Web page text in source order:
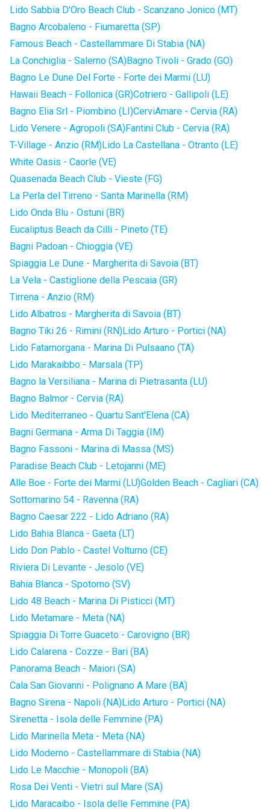
Lido Sabbia D'Oro Beach Club - Scanzano Jonico (MT)
Bagno Arcobaleno - Fiumaretta (SP)
Famous Beach - Castellammare Di Stabia (NA)
La Conchiglia - Salerno (SA)Bagno Tivoli - Grado (GO)
Bagno Le Dune Del Forte - Forte dei Marmi (LU)
Hawaii Beach - Follonica (GR)Cotriero - Gallipoli (LE)
Bagno Elia Srl - Piombino (LI)CerviAmare - Cervia (RA)
Lido Venere - Agropoli (SA)Fantini Club - Cervia (RA)
T-Village - Anzio (RM)Lido La Castellana - Otranto (LE)
White Oasis - Caorle (VE)
Quasenada Beach Club - Vieste (FG)
La Perla del Tirreno - Santa Marinella (RM)
Lido Onda Blu - Ostuni (BR)
Eucaliptus Beach da Cilli - Pineto (TE)
Bagni Padoan - Chioggia (VE)
Spiaggia Le Dune - Margherita di Savoia (BT)
La Vela - Castiglione della Pescaia (GR)
Tirrena - Anzio (RM)
Lido Albatros - Margherita di Savoia (BT)
Bagno Tiki 26 - Rimini (RN)Lido Arturo - Portici (NA)
Lido Fatamorgana - Marina Di Pulsaano (TA)
Lido Marakaibbo - Marsala (TP)
Bagno la Versiliana - Marina di Pietrasanta (LU)
Bagno Balmor - Cervia (RA)
Lido Mediterraneo - Quartu Sant'Elena (CA)
Bagni Germana - Arma Di Taggia (IM)
Bagno Fassoni - Marina di Massa (MS)
Paradise Beach Club - Letojanni (ME)
Alle Boe - Forte dei Marmi (LU)Golden Beach - Cagliari (CA)
Sottomarino 54 - Ravenna (RA)
Bagno Caesar 222 - Lido Adriano (RA)
Lido Bahia Blanca - Gaeta (LT)
Lido Don Pablo - Castel Volturno (CE)
Riviera Di Levante - Jesolo (VE)
Bahia Blanca - Spotorno (SV)
Lido 48 Beach - Marina Di Pisticci (MT)
Lido Metamare - Meta (NA)
Spiaggia Di Torre Guaceto - Carovigno (BR)
Lido Calarena - Cozze - Bari (BA)
Panorama Beach - Maiori (SA)
Cala San Giovanni - Polignano A Mare (BA)
Bagno Sirena - Napoli (NA)Lido Arturo - Portici (NA)
Sirenetta - Isola delle Femmine (PA)
Lido Marinella Meta - Meta (NA)
Lido Moderno - Castellammare di Stabia (NA)
Lido Le Macchie - Monopoli (BA)
Rosa Dei Venti - Vietri sul Mare (SA)
Lido Maracaibo - Isola delle Femmine (PA)